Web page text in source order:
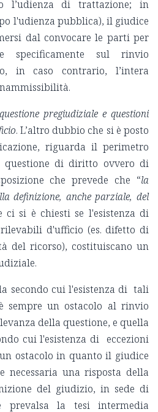
l’udienza di trattazione; in
l'udienza pubblica), il giudice
dal convocare le parti per
specificamente sul rinvio
in caso contrario, l’intera
pregiudiziale e questioni
. L’altro dubbio che si è posto
riguarda il perimetro
questione di diritto ovvero di
che prevede che “la
definizione, anche parziale, del
ci si è chiesti se l'esistenza di
d'ufficio (es. difetto di
del ricorso), costituiscano un
secondo cui l'esistenza di tali
sempre un ostacolo al rinvio
della questione, e quella
cui l'esistenza di eccezioni
ostacolo in quanto il giudice
necessaria una risposta della
del giudizio, in sede di
prevalsa la tesi intermedia